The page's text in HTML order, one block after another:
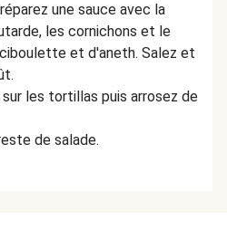
une sauce avec la
les cornichons et le
et d'aneth. Salez et
les tortillas puis arrosez de
de salade.